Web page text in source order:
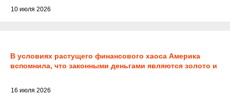
10 июля 2026
В условиях растущего финансового хаоса Америка
вспомнила, что законными деньгами являются золото и
16 июля 2026